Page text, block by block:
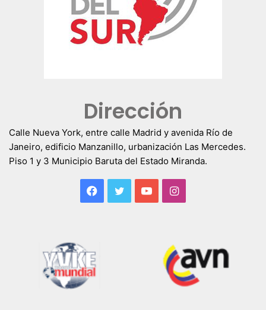
Dirección
Calle Nueva York, entre calle Madrid y avenida Río de
Janeiro, edificio Manzanillo, urbanización Las Mercedes.
Piso 1 y 3 Municipio Baruta del Estado Miranda.
Facebook
TwitterYouTubeInstagram